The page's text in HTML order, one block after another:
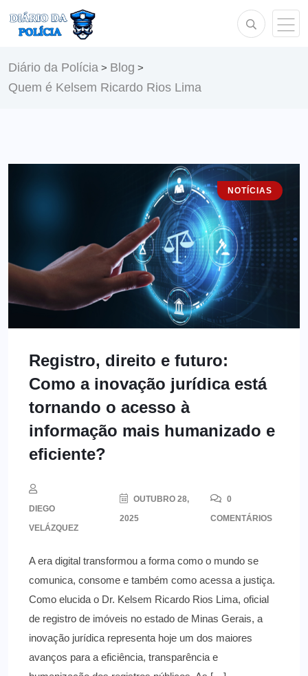
Diário da Polícia > Blog >
Quem é Kelsem Ricardo Rios Lima
NOTÍCIAS
Registro, direito e futuro:
Como a inovação jurídica está
tornando o acesso à
informação mais humanizado e
eficiente?
DIEGO
VELÁZQUEZ
OUTUBRO 28,
2025
0
COMENTÁRIOS
A era digital transformou a forma como o mundo se
comunica, consome e também como acessa a justiça.
Como elucida o Dr. Kelsem Ricardo Rios Lima, oficial
de registro de imóveis no estado de Minas Gerais, a
inovação jurídica representa hoje um dos maiores
avanços para a eficiência, transparência e